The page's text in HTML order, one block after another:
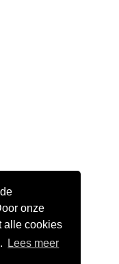
onze
alle cookies
Lees meer